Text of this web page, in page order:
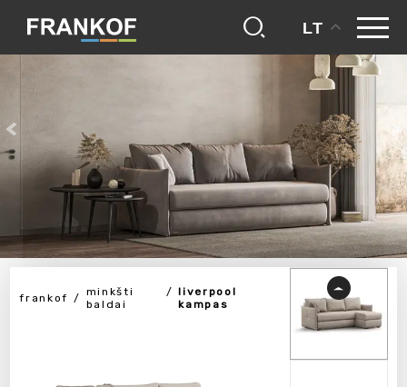
LT
frankof
minkšti
baldai
liverpool
kampas